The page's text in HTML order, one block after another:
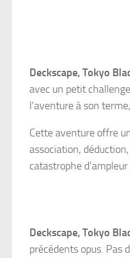
Deckscape, Tokyo
avec un petit
l’aventure à son
Cette aventure offre
association,
catastrophe d’ampleur
Deckscape, Tokyo
précédents opus. Pas